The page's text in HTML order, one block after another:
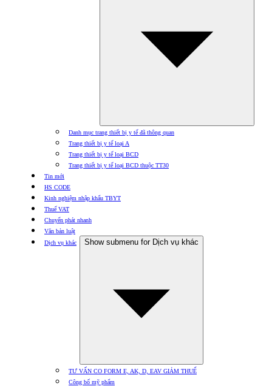
Danh mục trang thiết bị y tế đã thông quan
Trang thiết bị y tế loại A
Trang thiết bị y tế loại BCD
Trang thiết bị y tế loại BCD thuộc TT30
Tin mới
HS CODE
Kinh nghiệm nhập khẩu TBYT
Thuế VAT
Chuyển phát nhanh
Văn bản luật
Dịch vụ khác
Show submenu for Dịch vụ khác
TƯ VẤN CO FORM E, AK, D, EAV GIẢM THUẾ
Công bố mỹ phẩm